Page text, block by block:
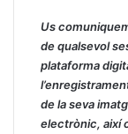
Us
de qualsevol
plataforma
de la seva
electrònic, així